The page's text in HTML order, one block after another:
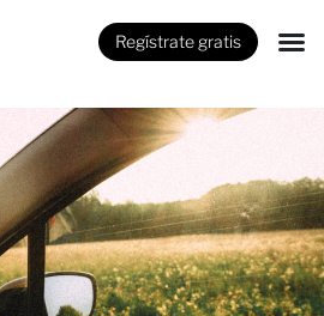
Regístrate gratis